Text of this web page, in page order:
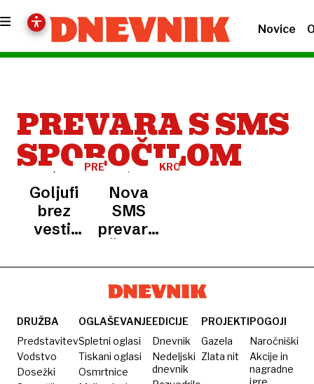
Novice
PREVARA S SMS
SPOROČILOM
PREVARA
Goljufi
brez
vesti:
moj
pokvarjen«
KRONIKA
Nova
SMS
prevara:
mama in
očka!
Moj
telefon
je
pokvarjen
DRUŽBA
Predstavitev
Vodstvo
Dosežki
OGLAŠEVANJE
Spletni oglasi
Tiskani oglasi
Osmrtnice
EDICIJE
Dnevnik
Nedeljski
dnevnik
PROJEKTI
Gazela
Zlata nit
POGOJI
Naročniški
Akcije in
nagradne
igre